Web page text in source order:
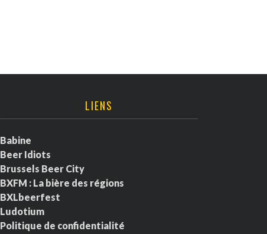
LIENS
Babine
Beer Idiots
Brussels Beer City
BXFM : La bière des régions
BXLbeerfest
Ludotium
Politique de confidentialité